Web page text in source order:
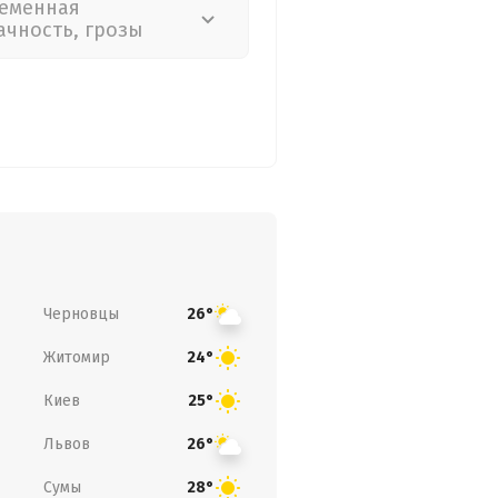
грозы
Черновцы 26°
Житомир 24°
Киев 25°
Львов 26°
Сумы 28°